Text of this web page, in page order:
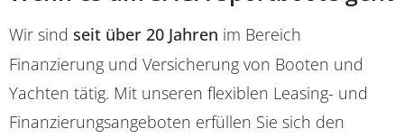
Wir sind seit über 20 Jahren im Bereich
Finanzierung und Versicherung von Booten und
Yachten tätig. Mit unseren flexiblen Leasing- und
Finanzierungsangeboten erfüllen Sie sich den